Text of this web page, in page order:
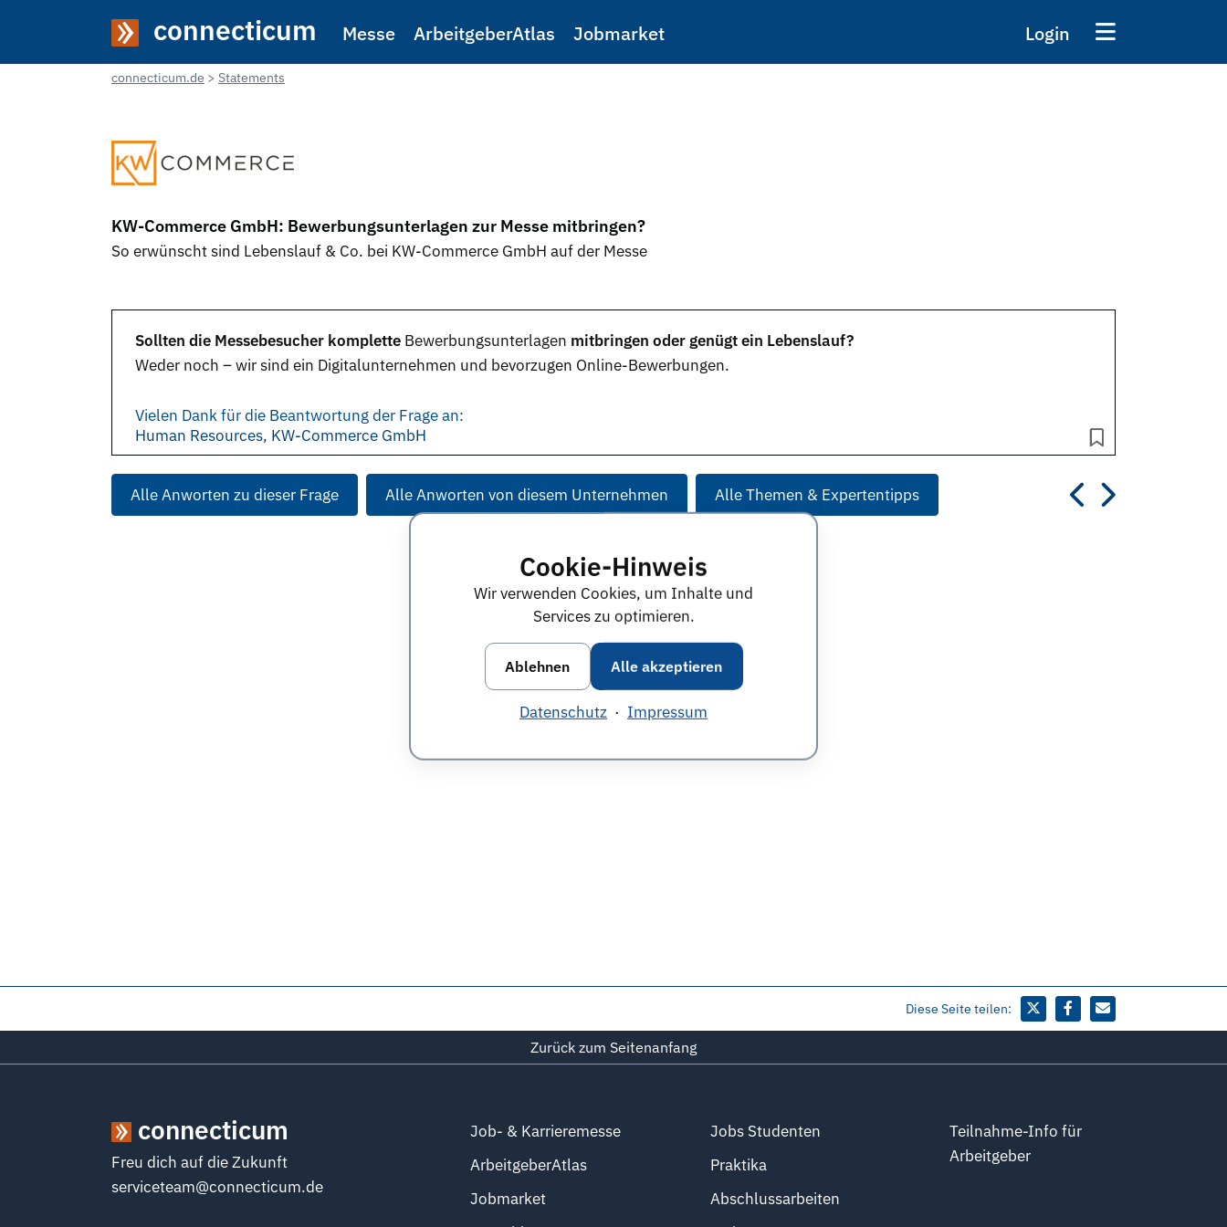
Cookie-Hinweis
Wir verwenden Cookies, um Inhalte und
Services zu optimieren.
Ablehnen Alle akzeptieren
Datenschutz · Impressum
connecticum Messe ArbeitgeberAtlas Jobmarket Login
connecticum.de Statements
KW-Commerce GmbH: Bewerbungsunterlagen zur Messe mitbringen?
So erwünscht sind Lebenslauf & Co. bei KW-Commerce GmbH auf der Messe
Sollten die Messebesucher komplette Bewerbungsunterlagen mitbringen oder genügt ein Lebenslauf?
Weder noch – wir sind ein Digitalunternehmen und bevorzugen Online-Bewerbungen.
Vielen Dank für die Beantwortung der Frage an:
Human Resources, KW-Commerce GmbH
Alle Anworten zu dieser Frage Alle Anworten von diesem Unternehmen Alle Themen & Expertentipps
Diese Seite teilen:
Zurück zum Seitenanfang
connecticum
Freu dich auf die Zukunft
serviceteam@connecticum.de
Job- & Karrieremesse
ArbeitgeberAtlas
Jobmarket
Jobs Studenten
Praktika
Abschlussarbeiten
Teilnahme-Info für
Arbeitgeber